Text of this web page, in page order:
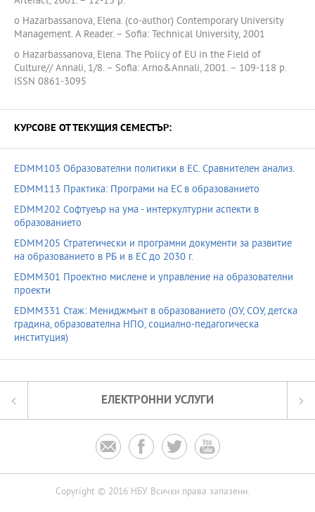
o Hazarbassanova, Elena. (co-author) Contemporary University
Management. A Reader. – Sofia: Technical University, 2001
o Hazarbassanova, Elena. The Policy of EU in the Field of
Culture// Annali, 1/8. – Sofia: Arno&Annali, 2001. – 109-118 p.
ISSN 0861-3095
КУРСОВЕ ОТ ТЕКУЩИЯ СЕМЕСТЪР:
EDMM103 Образователни политики в ЕС. Сравнителен анализ.
EDMM113 Практика: Програми на ЕС в образованието
EDMM202 Софтуеър на ума - интеркултурни аспекти в
образованието
EDMM205 Стратегически и програмни документи за развитие
на образованието в РБ и в ЕС до 2030 г.
EDMM301 Проектно мислене и управление на образователни
проекти
EDMM331 Стаж: Мениджмънт в образованието (ОУ, СОУ, детска
градина, образователна НПО, социално-педагогическа
институция)
ЕЛЕКТРОННИ УСЛУГИ
   
Copyright © 2016 НБУ. Всички права запазени.